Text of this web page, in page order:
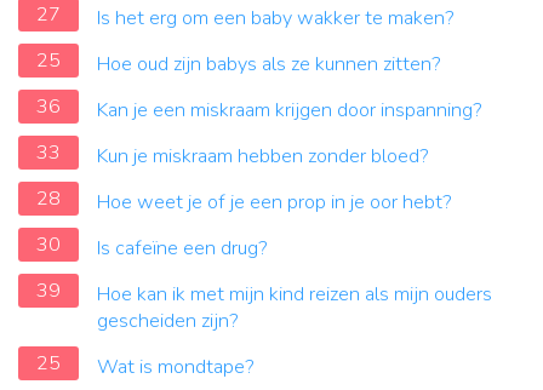
27
Is het erg om een baby wakker te maken?
25
Hoe oud zijn babys als ze kunnen zitten?
36
Kan je een miskraam krijgen door inspanning?
33
Kun je miskraam hebben zonder bloed?
28
Hoe weet je of je een prop in je oor hebt?
30
Is cafeïne een drug?
39
Hoe kan ik met mijn kind reizen als mijn ouders
gescheiden zijn?
25
Wat is mondtape?